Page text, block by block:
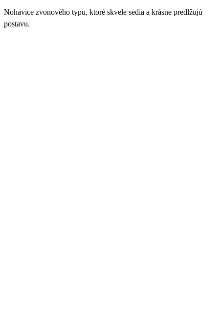
Nohavice zvonového typu, ktoré skvele sedia a krásne predlžujú
postavu.